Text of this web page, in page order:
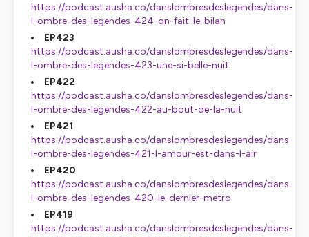
https://podcast.ausha.co/danslombresdeslegendes/dans-
l-ombre-des-legendes-424-on-fait-le-bilan
EP423
https://podcast.ausha.co/danslombresdeslegendes/dans-
l-ombre-des-legendes-423-une-si-belle-nuit
EP422
https://podcast.ausha.co/danslombresdeslegendes/dans-
l-ombre-des-legendes-422-au-bout-de-la-nuit
EP421
https://podcast.ausha.co/danslombresdeslegendes/dans-
l-ombre-des-legendes-421-l-amour-est-dans-l-air
EP420
https://podcast.ausha.co/danslombresdeslegendes/dans-
l-ombre-des-legendes-420-le-dernier-metro
EP419
https://podcast.ausha.co/danslombresdeslegendes/dans-